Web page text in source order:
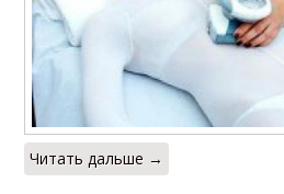
Читать дальше →